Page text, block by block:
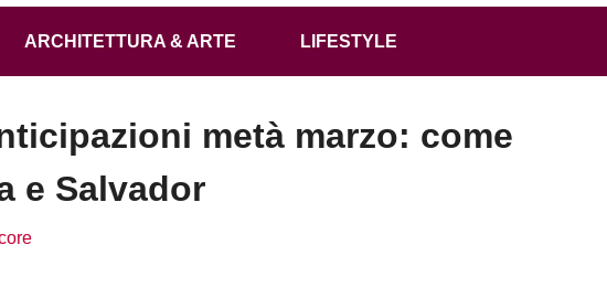
ARCHITETTURA & ARTE LIFESTYLE
metà marzo: come
e Salvador